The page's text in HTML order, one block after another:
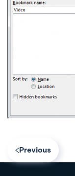
Previous